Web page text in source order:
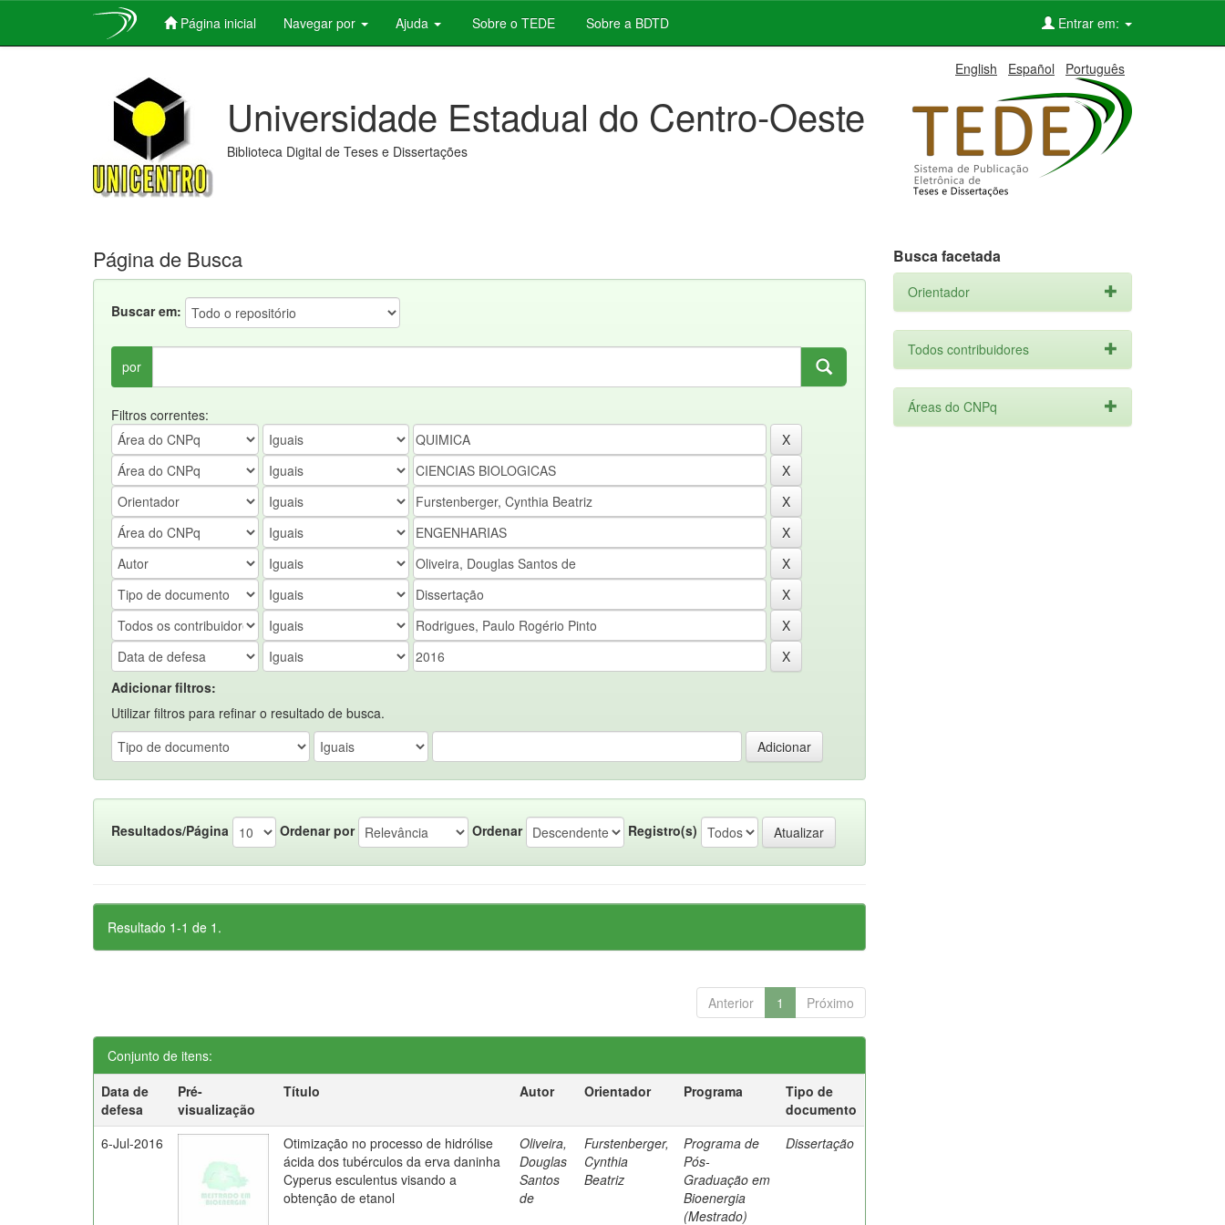
Página inicial Navegar por Ajuda Sobre o TEDE Sobre a BDTD Entrar em:
English Español Português
Universidade Estadual do Centro-Oeste
Biblioteca Digital de Teses e Dissertações
Página de Busca
Buscar em:
por
Filtros correntes:
Adicionar filtros:
Utilizar filtros para refinar o resultado de busca.
Resultados/Página Ordenar por Ordenar Registro(s)
Resultado 1-1 de 1.
Anterior 1 Próximo
Conjunto de itens:
Data de
defesa
Pré-
visualização
Título Autor Orientador Programa
Tipo de
documento
6-Jul-2016
Otimização no processo de hidrólise
ácida dos tubérculos da erva daninha
Cyperus esculentus visando a
obtenção de etanol
Oliveira,
Douglas
Santos
de
Furstenberger,
Cynthia
Beatriz
Programa de
Pós-
Graduação em
Bioenergia
(Mestrado)
Dissertação
Busca facetada
Orientador
Todos contribuidores
Áreas do CNPq